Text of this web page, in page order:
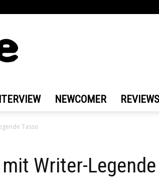
NEWCOMER REVIEWS
Tasso
Writer-